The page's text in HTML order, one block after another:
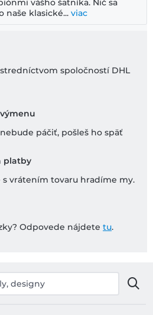
vášho šatníka. Nič sa
naše klasické... viac
spoločností DHL
páčiť, pošleš ho späť
platby
s vrátením tovaru hradíme my.
Odpovede nájdete tu.